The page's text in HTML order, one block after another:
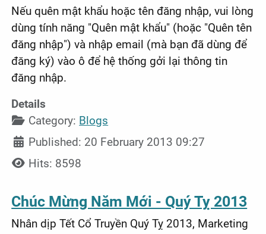
Nếu quên mật khẩu hoặc tên đăng nhập, vui lòng
dùng tính năng "Quên mật khẩu" (hoặc "Quên tên
đăng nhập") và nhập email (mà bạn đã dùng để
đăng ký) vào ô để hệ thống gởi lại thông tin
đăng nhập.
Details
Category: Blogs
Published: 20 February 2013 09:27
Hits: 8598
Chúc Mừng Năm Mới - Quý Tỵ 2013
Nhân dịp Tết Cổ Truyền Quý Tỵ 2013, Marketing